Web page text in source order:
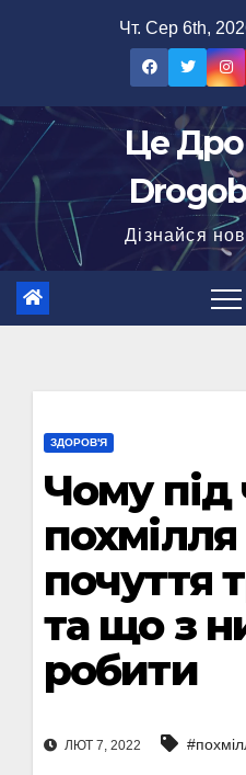
Чт. Сер 6th,
Це Дро
Дізнайся
ЗДОРОВ'Я
Чому під
почуття
та що з
робити
ЛЮТ 7, 2022